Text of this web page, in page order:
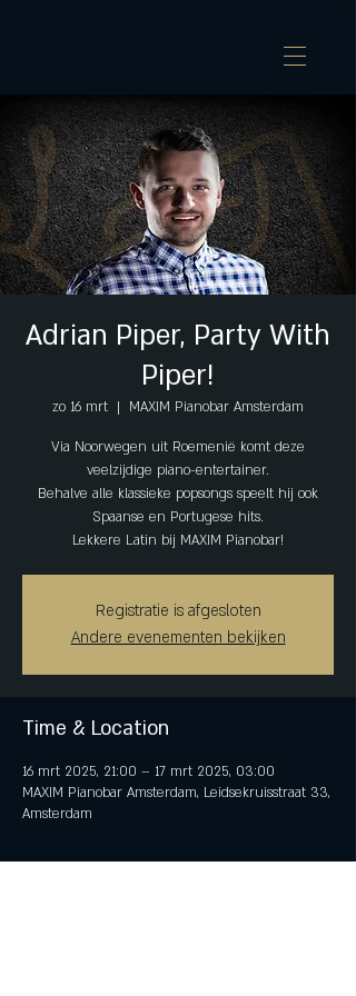
Adrian Piper, Party With
Piper!
zo 16 mrt
  |
MAXIM Pianobar Amsterdam
Via Noorwegen uit Roemenië komt deze
veelzijdige piano-entertainer.
Behalve alle klassieke popsongs speelt hij ook
Spaanse en Portugese hits.
Lekkere Latin bij MAXIM Pianobar!
Registratie is afgesloten
Andere evenementen bekijken
Time & Location
16 mrt 2025, 21:00 – 17 mrt 2025, 03:00
MAXIM Pianobar Amsterdam, Leidsekruisstraat 33,
Amsterdam